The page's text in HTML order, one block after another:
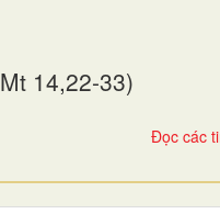
14,22-33)
Đọc các